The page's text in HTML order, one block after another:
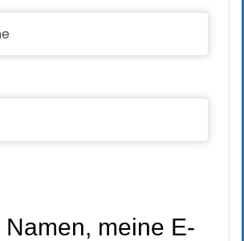
Namen, meine E-